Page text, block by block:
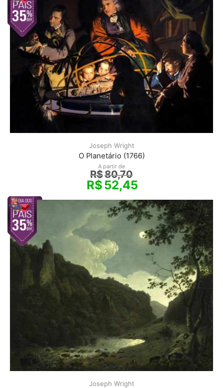
Joseph Wright
O Planetário (1766)
A partir de
R$80,70
R$52,45
Joseph Wright